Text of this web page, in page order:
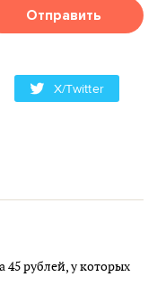
Отправить
X/Twitter